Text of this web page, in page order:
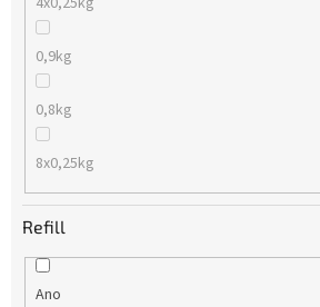
0,9kg
0,8kg
8x0,25kg
Refill
Ano